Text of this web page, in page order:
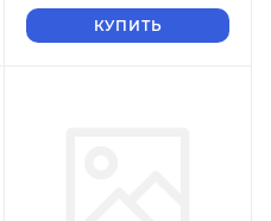
КУПИТЬ